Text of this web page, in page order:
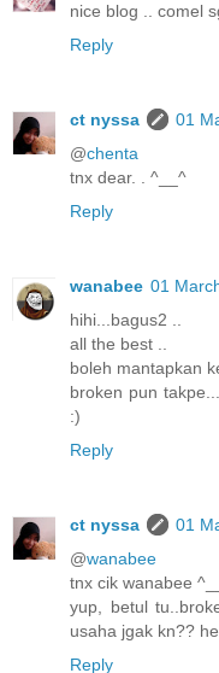
nice blog .. comel
Reply
ct nyssa
01
@chenta
tnx dear. . ^__^
Reply
wanabee 01
hihi...bagus2 ..
all the best ..
boleh mantapkan
broken pun
:)
Reply
ct nyssa
01
@wanabee
tnx cik wanabee
yup, betul
usaha jgak kn??
Reply